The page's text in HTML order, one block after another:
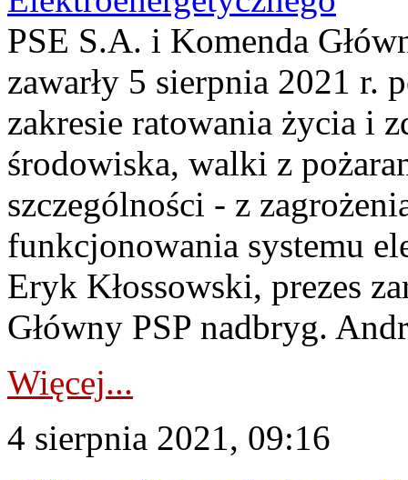
PSE S.A. i Komenda
zawarły 5 sierpnia 2021 r.
zakresie ratowania życia i
środowiska, walki z
szczególności - z
funkcjonowania systemu
Eryk Kłossowski, prezes
Główny PSP nadbryg.
Więcej...
4 sierpnia 2021, 09:16